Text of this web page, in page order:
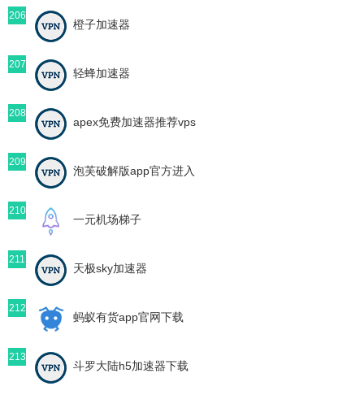
206
橙子加速器
207
轻蜂加速器
208
apex免费加速器推荐vps
209
泡芙破解版app官方进入
210
一元机场梯子
211
天极sky加速器
212
蚂蚁有货app官网下载
213
斗罗大陆h5加速器下载